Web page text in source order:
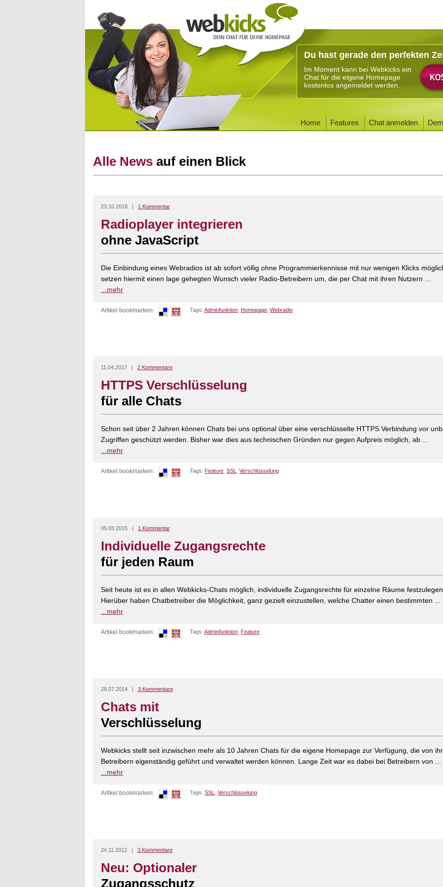
Du hast gerade den perfekten
Im Moment kann bei Webkicks ein
Chat für die eigene Homepage
kostenlos angemeldet werden.
Home Features Chat anmelden
Alle News auf einen Blick
23.10.2018 | 1 Kommentar
Radioplayer integrieren
ohne JavaScript
Die Einbindung eines Webradios ist ab sofort völlig ohne Programmierkennisse mit nur wenigen Klicks
setzen hiermit einen lage gehegten Wunsch vieler Radio-Betreibern um, die per Chat mit ihren Nutzern ...
...mehr
Artikel bookmarken: Tags: Adminfunktion Homepage Webradio
11.04.2017 | 2 Kommentare
HTTPS Verschlüsselung
für alle Chats
Schon seit über 2 Jahren können Chats bei uns optional über eine verschlüsselte HTTPS Verbindung vor
Zugriffen geschützt werden. Bisher war dies aus technischen Gründen nur gegen Aufpreis möglich, ab ...
...mehr
Artikel bookmarken: Tags: Feature SSL Verschlüsselung
05.03.2015 | 1 Kommentar
Individuelle Zugangsrechte
für jeden Raum
Seit heute ist es in allen Webkicks-Chats möglich, individuelle Zugangsrechte für einzelne Räume
Hierüber haben Chatbetreiber die Möglichkeit, ganz gezielt einzustellen, welche Chatter einen bestimmten ...
...mehr
Artikel bookmarken: Tags: Adminfunktion Feature
28.07.2014 | 3 Kommentare
Chats mit
Verschlüsselung
Webkicks stellt seit inzwischen mehr als 10 Jahren Chats für die eigene Homepage zur Verfügung, die von
Betreibern eigenständig geführt und verwaltet werden können. Lange Zeit war es dabei bei Betreibern von ...
...mehr
Artikel bookmarken: Tags: SSL Verschlüsselung
24.11.2012 | 3 Kommentare
Neu: Optionaler
Zugangsschutz